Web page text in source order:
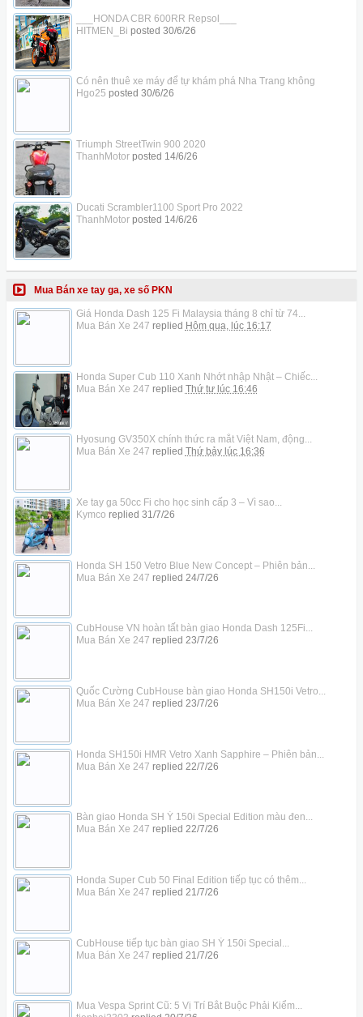
___HONDA CBR 600RR Repsol___
HITMEN_Bi posted 30/6/26
Có nên thuê xe máy để tự khám phá Nha Trang không
Hgo25 posted 30/6/26
Triumph StreetTwin 900 2020
ThanhMotorposted 14/6/26
Ducati Scrambler1100 Sport Pro 2022
ThanhMotorposted 14/6/26
Mua Bán xe tay ga, xe số PKN
Giá Honda Dash 125 Fi Malaysia tháng 8 chỉ từ 74...
Mua Bán Xe 247 replied Hôm qua, lúc 16:17
Honda Super Cub 110 Xanh Nhớt nhập Nhật – Chiếc...
Mua Bán Xe 247 replied Thứ tư lúc 16:46
Hyosung GV350X chính thức ra mắt Việt Nam, động...
Mua Bán Xe 247 replied Thứ bảy lúc 16:36
Xe tay ga 50cc Fi cho học sinh cấp 3 – Vì sao...
Kymco replied 31/7/26
Honda SH 150 Vetro Blue New Concept – Phiên bản...
Mua Bán Xe 247 replied 24/7/26
CubHouse VN hoàn tất bàn giao Honda Dash 125Fi...
Mua Bán Xe 247 replied 23/7/26
Quốc Cường CubHouse bàn giao Honda SH150i Vetro...
Mua Bán Xe 247 replied 23/7/26
Honda SH150i HMR Vetro Xanh Sapphire – Phiên bản...
Mua Bán Xe 247 replied 22/7/26
Bàn giao Honda SH Ý 150i Special Edition màu đen...
Mua Bán Xe 247 replied 22/7/26
Honda Super Cub 50 Final Edition tiếp tục có thêm...
Mua Bán Xe 247 replied 21/7/26
CubHouse tiếp tục bàn giao SH Ý 150i Special...
Mua Bán Xe 247 replied 21/7/26
Mua Vespa Sprint Cũ: 5 Vị Trí Bắt Buộc Phải Kiểm...